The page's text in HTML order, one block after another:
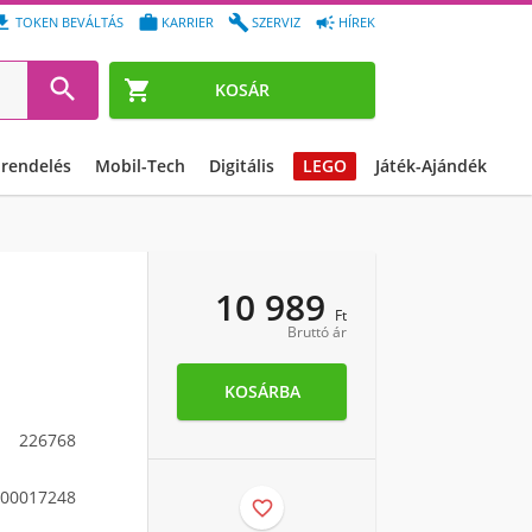
 KOSÁR
 HÍREK
 SZERVIZ
 KARRIER
TOKEN BEVÁLTÁS

Mobil-Tech Digitális LEGO Játék-Ajándék
226768
10 989 Ft
Bruttó ár
KOSÁRBA
